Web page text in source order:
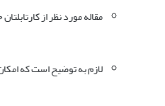
مقاله مورد نظر از
لازم به توضیح است که